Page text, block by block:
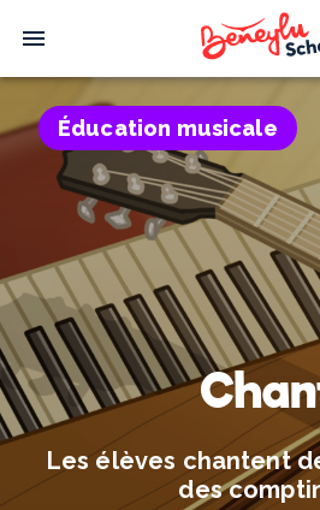
Les élèves chantent
des
Éducation musicale